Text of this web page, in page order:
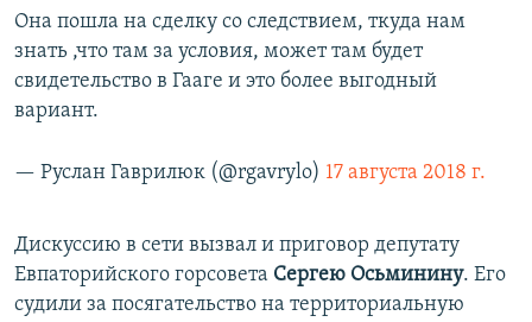
Она пошла на сделку со следствием, ткуда нам
знать ,что там за условия, может там будет
свидетельство в Гааге и это более выгодный
вариант.
— Руслан Гаврилюк (@rgavrylo) 17 августа 2018 г.
Дискуссию в сети вызвал и приговор депутату
Евпаторийского горсовета Сергею Осьминину. Его
судили за посягательство на территориальную